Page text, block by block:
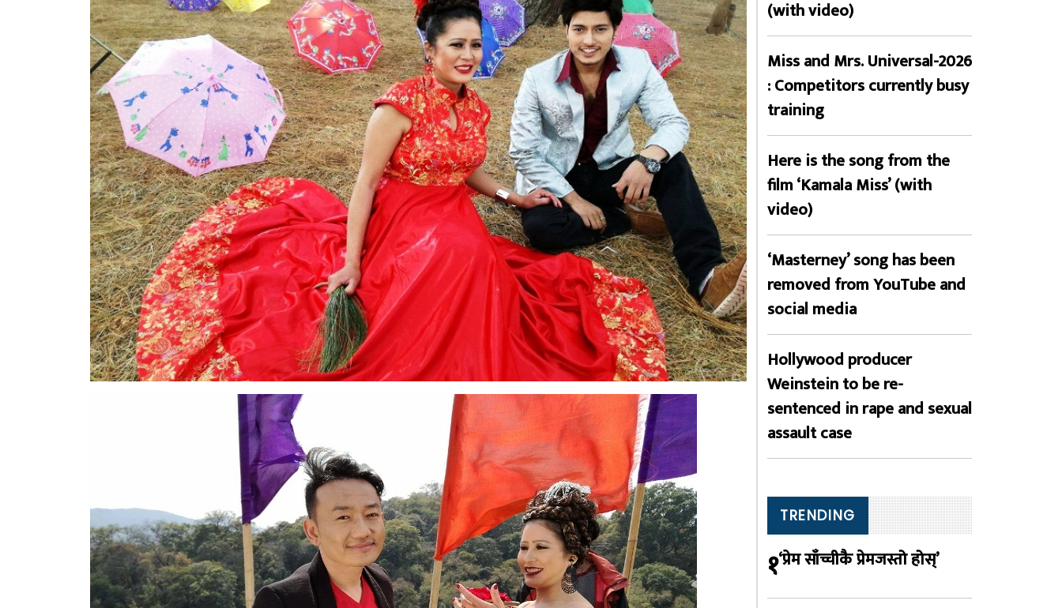
(with video)
Miss and Mrs. Universal-2026
: Competitors currently busy
training
Here is the song from the
film ‘Kamala Miss’ (with
video)
‘Masterney’ song has been
removed from YouTube and
social media
Hollywood producer
Weinstein to be re-
sentenced in rape and sexual
assault case
TRENDING
१‘प्रेम साँच्चीकै प्रेमजस्तो होस्’